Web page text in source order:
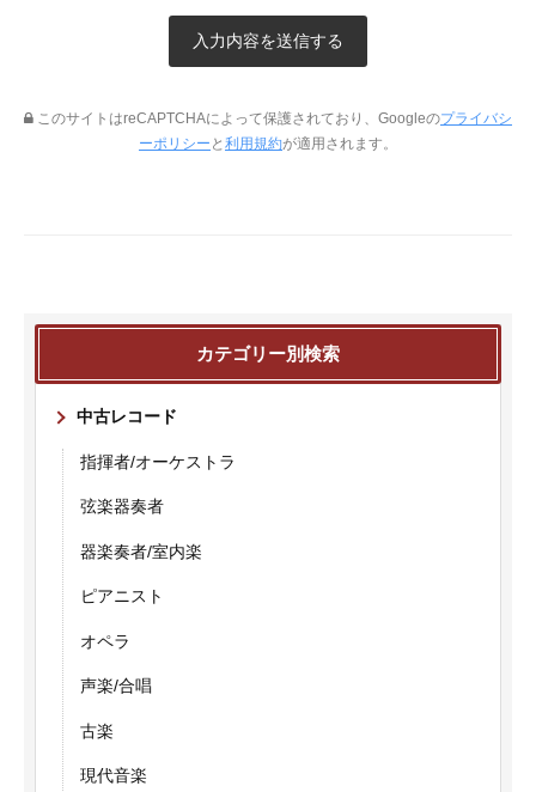
このサイトはreCAPTCHAによって保護されており、Googleのプライバシ
ーポリシー と 利用規約が適用されます。
カテゴリー別検索
中古レコード
指揮者/オーケストラ
弦楽器奏者
器楽奏者/室内楽
ピアニスト
オペラ
声楽/合唱
古楽
現代音楽